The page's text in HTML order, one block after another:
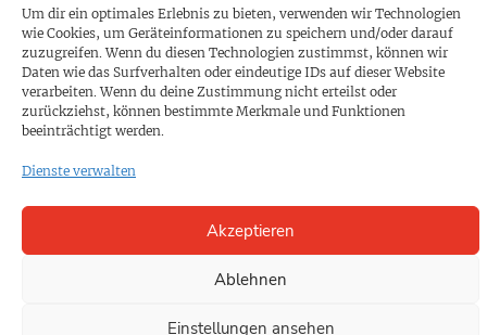
Um dir ein optimales Erlebnis zu bieten, verwenden wir Technologien
wie Cookies, um Geräteinformationen zu speichern und/oder darauf
zuzugreifen. Wenn du diesen Technologien zustimmst, können wir
Daten wie das Surfverhalten oder eindeutige IDs auf dieser Website
verarbeiten. Wenn du deine Zustimmung nicht erteilst oder
zurückziehst, können bestimmte Merkmale und Funktionen
beeinträchtigt werden.
Dienste verwalten
Akzeptieren
Ablehnen
Einstellungen ansehen
SPENDEN
Datenschutz
KONTAKT
Cookie-Richtlinie